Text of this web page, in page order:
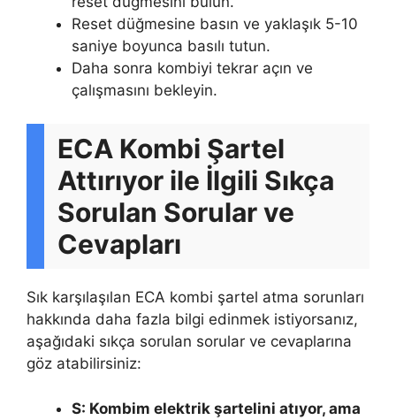
Reset düğmesine basın ve yaklaşık 5-10
saniye boyunca basılı tutun.
Daha sonra kombiyi tekrar açın ve
çalışmasını bekleyin.
ECA Kombi Şartel
Attırıyor ile İlgili Sıkça
Sorulan Sorular ve
Cevapları
Sık karşılaşılan ECA kombi şartel atma sorunları
hakkında daha fazla bilgi edinmek istiyorsanız,
aşağıdaki sıkça sorulan sorular ve cevaplarına
göz atabilirsiniz:
S: Kombim elektrik şartelini atıyor, ama